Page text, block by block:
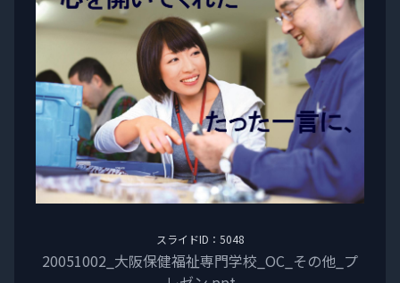
スライドID：5048
20051002_大阪保健福祉専門学校_OC_その他_プ